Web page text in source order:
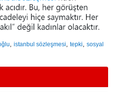
,istanbul sözleşmesi ,tepki ,sosyal